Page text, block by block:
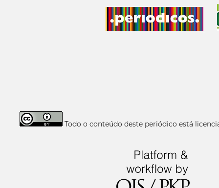
Todo o conteúdo deste periódico está